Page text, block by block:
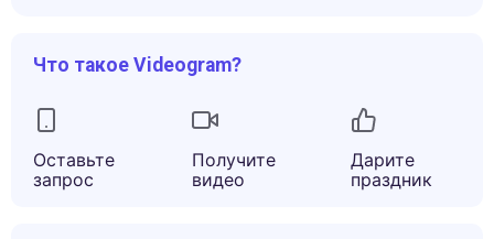
Что такое Videogram?
Оставьте
запрос
Получите
видео
Дарите
праздник